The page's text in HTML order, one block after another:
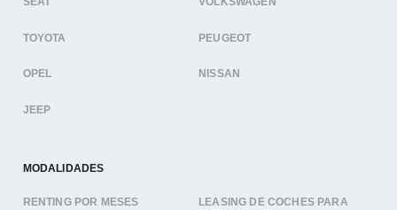
TOYOTA PEUGEOT
OPEL NISSAN
JEEP
MODALIDADES
RENTING POR MESES
LEASING DE COCHES PARA